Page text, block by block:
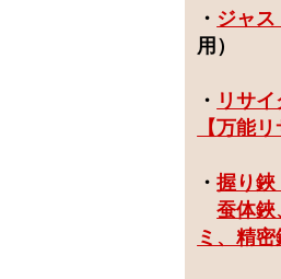
・ ジャ
用）
・ リサ
【万能
・握り鋏
蚕体鋏
ミ、精密